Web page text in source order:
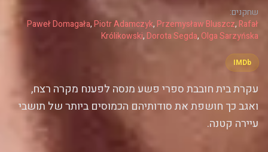
שחקנים:
Paweł Domagała,Piotr Adamczyk,Przemysław Bluszcz,Rafał
Królikowski,Dorota Segda, Olga Sarzyńska
IMDb
עקרת בית חובבת ספרי פשע מנסה לפענח מקרה רצח,
ואגב כך חושפת את סודותיהם הכמוסים ביותר של תושבי
עיירה קטנה.